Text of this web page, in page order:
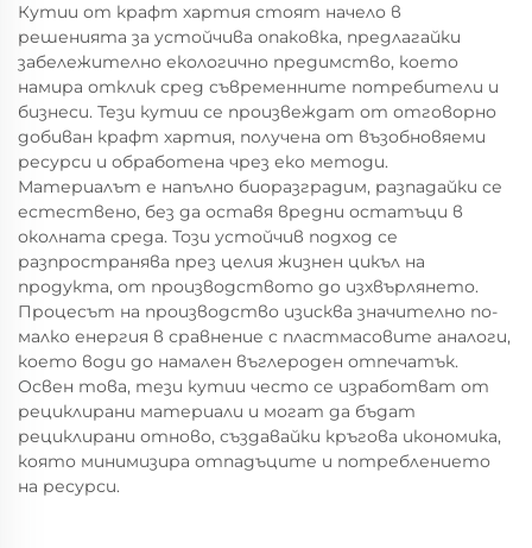
Кутии от крафт хартия стоят начело в
решенията за устойчива опаковка, предлагайки
забележително екологично предимство, което
намира отклик сред съвременните потребители и
бизнеси. Тези кутии се произвеждат от отговорно
добиван крафт хартия, получена от възобновяеми
ресурси и обработена чрез еко методи.
Материалът е напълно биоразградим, разпадайки се
естествено, без да оставя вредни остатъци в
околната среда. Този устойчив подход се
разпространява през целия жизнен цикъл на
продукта, от производството до изхвърлянето.
Процесът на производство изисква значително по-
малко енергия в сравнение с пластмасовите аналоги,
което води до намален въглероден отпечатък.
Освен това, тези кутии често се изработват от
рециклирани материали и могат да бъдат
рециклирани отново, създавайки кръгова икономика,
която минимизира отпадъците и потреблението
на ресурси.